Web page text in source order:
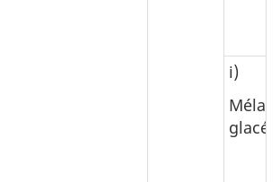
i)
glacé